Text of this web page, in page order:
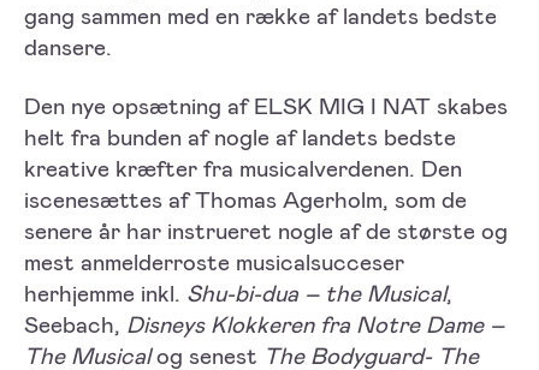
gang sammen med en række af landets bedste
dansere.
Den nye opsætning af ELSK MIG I NAT skabes
helt fra bunden af nogle af landets bedste
kreative kræfter fra musicalverdenen. Den
iscenesættes af Thomas Agerholm, som de
senere år har instrueret nogle af de største og
mest anmelderroste musicalsucceser
herhjemme inkl. Shu-bi-dua – the Musical,
Seebach, Disneys Klokkeren fra Notre Dame –
The Musicalog senest The Bodyguard- The